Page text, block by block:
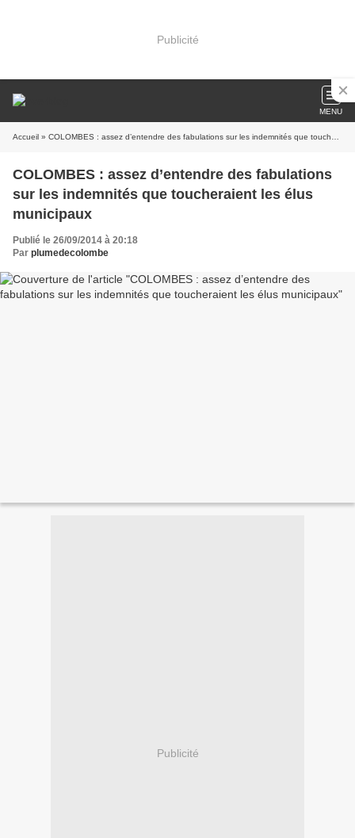
Publicité
MENU
Accueil » COLOMBES : assez d’entendre des fabulations sur les indemnités que toucheraient les élus municipaux
COLOMBES : assez d’entendre des fabulations
sur les indemnités que toucheraient les élus
municipaux
Publié le 26/09/2014 à 20:18
Par plumedecolombe
Publicité